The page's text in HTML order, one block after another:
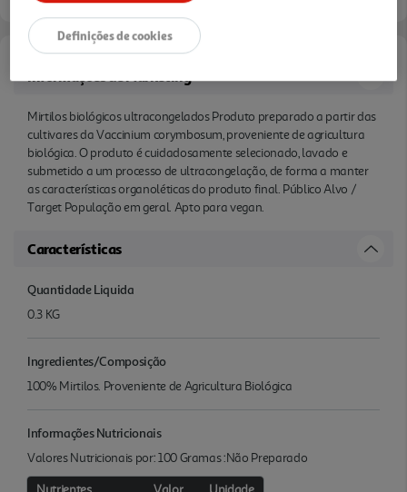
Mirtilos biológicos ultracongelados Produto preparado a partir das
cultivares da Vaccinium corymbosum, proveniente de agricultura
biológica. O produto é cuidadosamente selecionado, lavado e
submetido a um processo de ultracongelação, de forma a manter
as características organoléticas do produto final. Público Alvo /
Target População em geral. Apto para vegan.
Características
Quantidade Liquida
0.3 KG
Ingredientes/Composição
100% Mirtilos. Proveniente de Agricultura Biológica
Informações Nutricionais
Valores Nutricionais por: 100 Gramas :Não Preparado
Definições de cookies